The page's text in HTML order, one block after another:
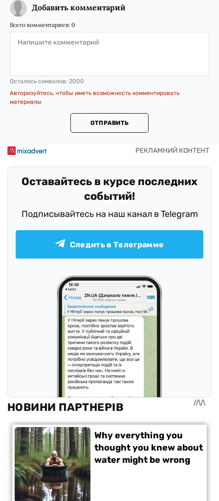
Добавить комментарий
Всего комментариев: 0
Осталось символов: 2000
Авторизуйтесь, чтобы иметь возможность комментировать
материалы
ОТПРАВИТЬ
Оставайтесь в курсе последних
событий!
Подписывайтесь на наш канал в Telegram
Следить в Телеграмме